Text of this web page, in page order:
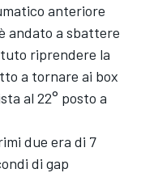
anteriore
andato a sbattere
riprendere la
a tornare ai box
al 22° posto a
due era di 7
di gap